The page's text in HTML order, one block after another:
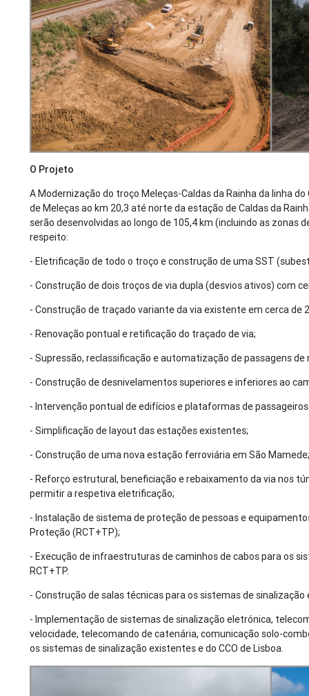
O Projeto
A Modernização do troço Meleças-Caldas da Rainha da linha
de Meleças ao km 20,3 até norte da estação de Caldas da
serão desenvolvidas ao longo de 105,4 km (incluindo as zonas
respeito:
- Eletrificação de todo o troço e construção de uma SST
- Construção de dois troços de via dupla (desvios ativos) com
- Construção de traçado variante da via existente em cerca de
- Renovação pontual e retificação do traçado de via;
- Supressão, reclassificação e automatização de passagens de
- Construção de desnivelamentos superiores e inferiores ao
- Intervenção pontual de edifícios e plataformas de
- Simplificação de layout das estações existentes;
- Construção de uma nova estação ferroviária em São
- Reforço estrutural, beneficiação e rebaixamento da via nos
permitir a respetiva eletrificação;
- Instalação de sistema de proteção de pessoas e
Proteção (RCT+TP);
- Execução de infraestruturas de caminhos de cabos para os
RCT+TP.
- Construção de salas técnicas para os sistemas de
- Implementação de sistemas de sinalização eletrónica,
velocidade, telecomando de catenária, comunicação solo-
os sistemas de sinalização existentes e do CCO de Lisboa.